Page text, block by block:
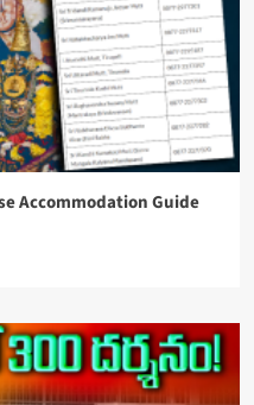
Accommodation Guide